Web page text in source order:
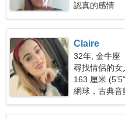
認真的感情
Claire
32年, 金牛座
尋找情侶的
163 厘米
網球，古典音